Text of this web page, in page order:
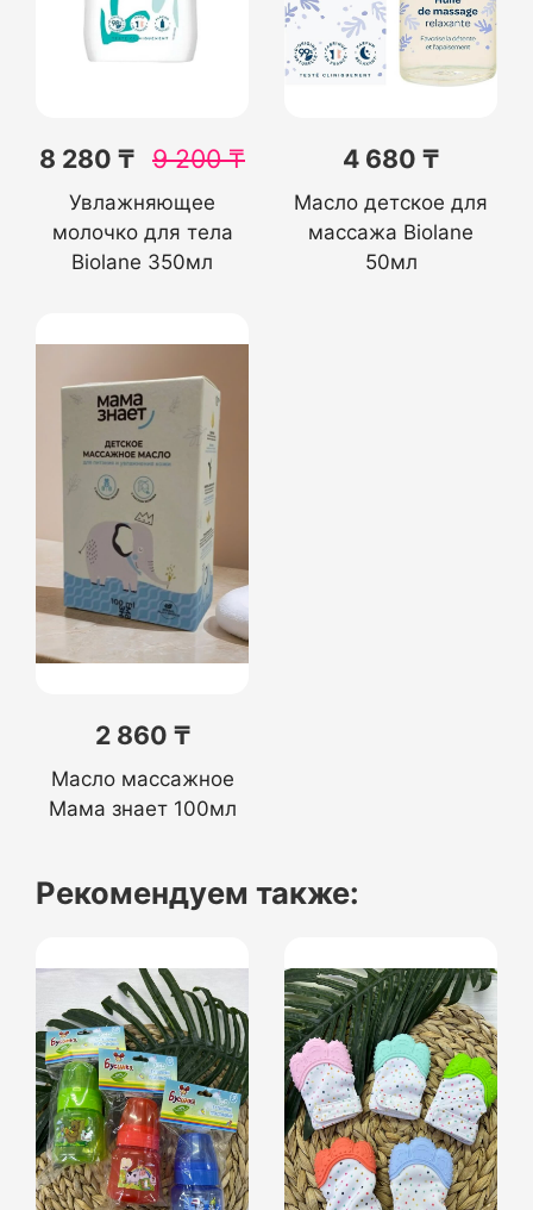
8 280 ₸ 9 200₸
Увлажняющее
молочко для тела
Biolane 350мл
4 680 ₸
Масло детское для
массажа Biolane
50мл
2 860 ₸
Масло массажное
Мама знает 100мл
Рекомендуем также: